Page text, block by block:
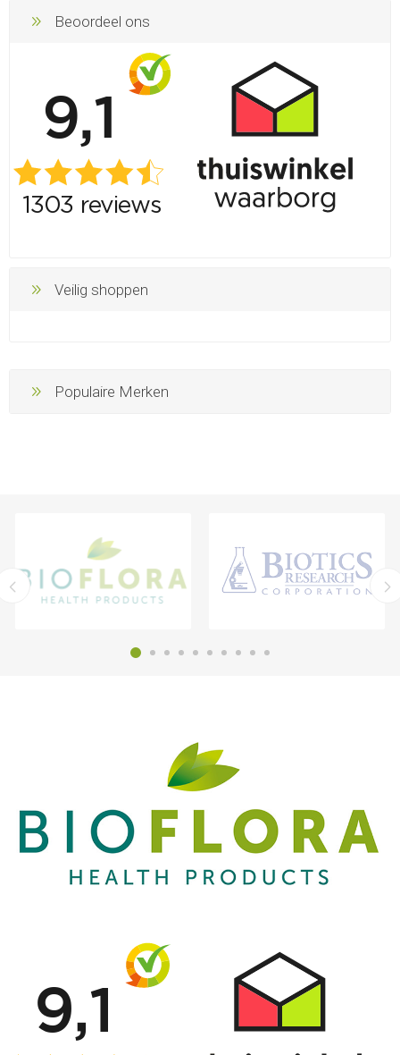
Beoordeel ons
Veilig shoppen
Populaire Merken